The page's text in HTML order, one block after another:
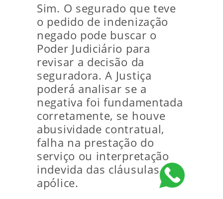
Sim. O segurado que teve
o pedido de indenização
negado pode buscar o
Poder Judiciário para
revisar a decisão da
seguradora. A Justiça
poderá analisar se a
negativa foi fundamentada
corretamente, se houve
abusividade contratual,
falha na prestação do
serviço ou interpretação
indevida das cláusulas da
apólice.